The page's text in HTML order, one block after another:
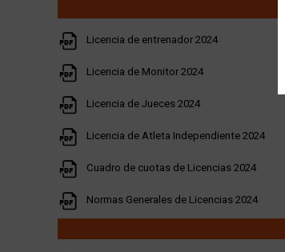
Licencia de entrenador 2024
Licencia de Monitor 2024
Licencia de Jueces 2024
Licencia de Atleta Independiente 2024
Cuadro de cuotas de Licencias 2024
Normas Generales de Licencias 2024